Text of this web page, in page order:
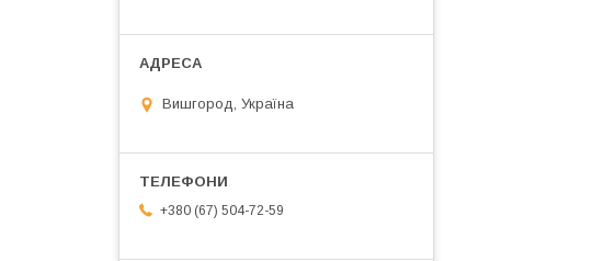
Вишгород, Україна
+380 (67) 504-72-59